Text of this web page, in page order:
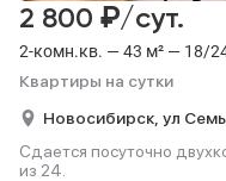
2-комн.кв. — 43 м² — 18/
Квартиры на сутки
2 800 ₽/сут.
Новосибирск, ул
Сдается посуточно
из 24.